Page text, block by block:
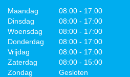
Maandag
08:00 - 17:00
Dinsdag
08:00 - 17:00
Woensdag
08:00 - 17:00
Donderdag
08:00 - 17:00
Vrijdag
08:00 - 17:00
Zaterdag
08:00 - 15:00
Zondag
Gesloten